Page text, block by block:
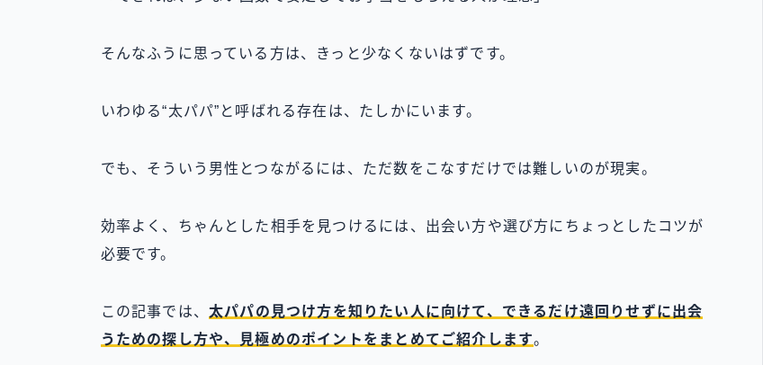
そんなふうに思っている方は、きっと少なくないはずです。
いわゆる“太パパ”と呼ばれる存在は、たしかにいます。
でも、そういう男性とつながるには、ただ数をこなすだけでは難しいのが現実。
効率よく、ちゃんとした相手を見つけるには、出会い方や選び方にちょっとしたコツが
必要です。
この記事では、 太パパの見つけ方を知りたい人に向けて、できるだけ遠回りせずに出会
うための探し方や、見極めのポイントをまとめてご紹介します。